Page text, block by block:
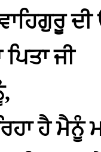
ਦੀ
ਜੀ
ਹੈ ਮੈਨੂੰ